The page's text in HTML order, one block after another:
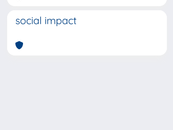
social impact